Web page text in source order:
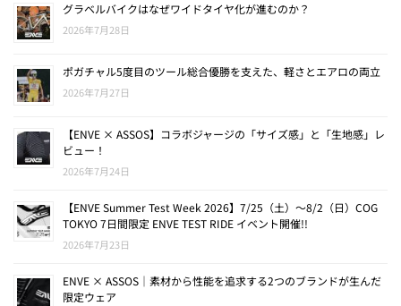
グラベルバイクはなぜワイドタイヤ化が進むのか？
2026年7月28日
ポガチャル5度目のツール総合優勝を支えた、軽さとエアロの両立
2026年7月27日
【ENVE × ASSOS】コラボジャージの「サイズ感」と「生地感」レ
ビュー！
2026年7月24日
【ENVE Summer Test Week 2026】7/25（土）〜8/2（日）COG
TOKYO 7日間限定 ENVE TEST RIDE イベント開催!!
2026年7月23日
ENVE × ASSOS｜素材から性能を追求する2つのブランドが生んだ
限定ウェア